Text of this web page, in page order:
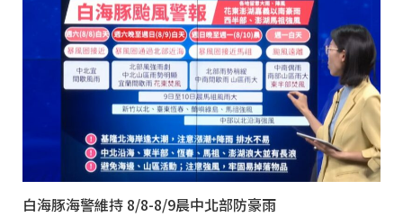
白海豚海警維持 8/8-8/9晨中北部防豪雨